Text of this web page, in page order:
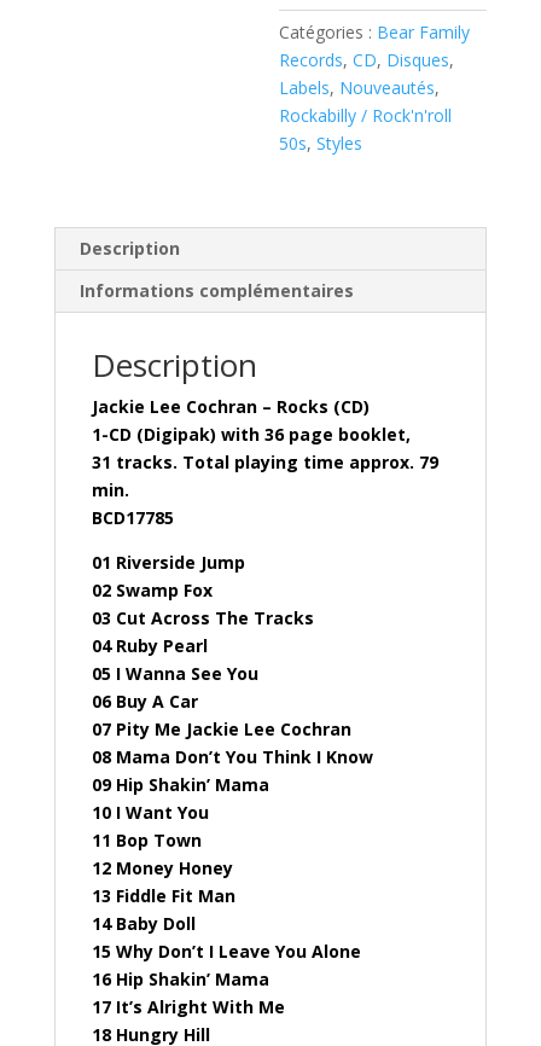
BCD17785
Catégories : Bear Family
Records,CD, Disques,
Labels, Nouveautés,
Rockabilly / Rock'n'roll
50s,Styles
Description
Informations complémentaires
Description
Jackie Lee Cochran – Rocks (CD)
1-CD (Digipak) with 36 page booklet,
31 tracks. Total playing time approx. 79
min.
BCD17785
01 Riverside Jump
02 Swamp Fox
03 Cut Across The Tracks
04 Ruby Pearl
05 I Wanna See You
06 Buy A Car
07 Pity Me Jackie Lee Cochran
08 Mama Don’t You Think I Know
09 Hip Shakin’ Mama
10 I Want You
11 Bop Town
12 Money Honey
13 Fiddle Fit Man
14 Baby Doll
15 Why Don’t I Leave You Alone
16 Hip Shakin’ Mama
17 It’s Alright With Me
18 Hungry Hill